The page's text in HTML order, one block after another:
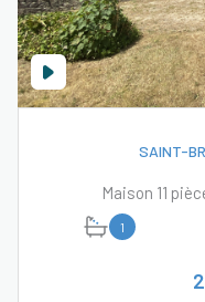
SAINT-
1